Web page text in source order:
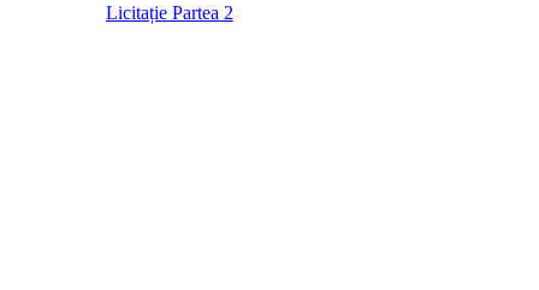
Licitație Partea 2